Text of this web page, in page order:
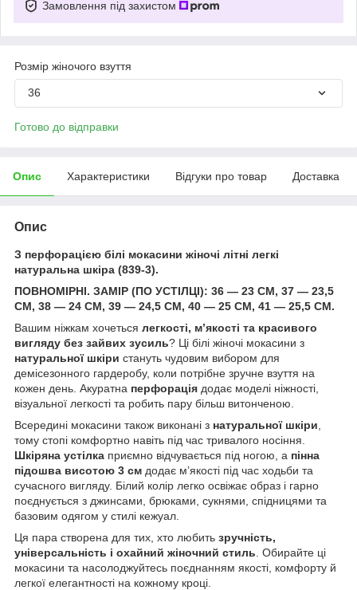
Замовлення під захистом
Розмір жіночого взуття
36
Готово до відправки
Опис Характеристики Відгуки про товар Доставка
Опис
З перфорацією білі мокасини жіночі літні легкі
натуральна шкіра (839-3).
ПОВНОМІРНІ. ЗАМІР (ПО УСТІЛЦІ): 36 — 23 СМ, 37 — 23,5
СМ, 38 — 24 СМ, 39 — 24,5 СМ, 40 — 25 СМ, 41 — 25,5 СМ.
Вашим ніжкам хочеться легкості, м’якості та красивого
вигляду без зайвих зусиль? Ці білі жіночі мокасини з
натуральної шкіри стануть чудовим вибором для
демісезонного гардеробу, коли потрібне зручне взуття на
кожен день. Акуратна перфорація додає моделі ніжності,
візуальної легкості та робить пару більш витонченою.
Всередині мокасини також виконані з натуральної шкіри
тому стопі комфортно навіть під час тривалого носіння.
Шкіряна устілка приємно відчувається під ногою, а пінна
підошва висотою 3 см додає м’якості під час ходьби та
сучасного вигляду. Білий колір легко освіжає образ і гарно
поєднується з джинсами, брюками, сукнями, спідницями та
базовим одягом у стилі кежуал.
Ця пара створена для тих, хто любить зручність,
універсальність і охайний жіночний стиль . Обирайте ці
мокасини та насолоджуйтесь поєднанням якості, комфорту й
легкої елегантності на кожному кроці.